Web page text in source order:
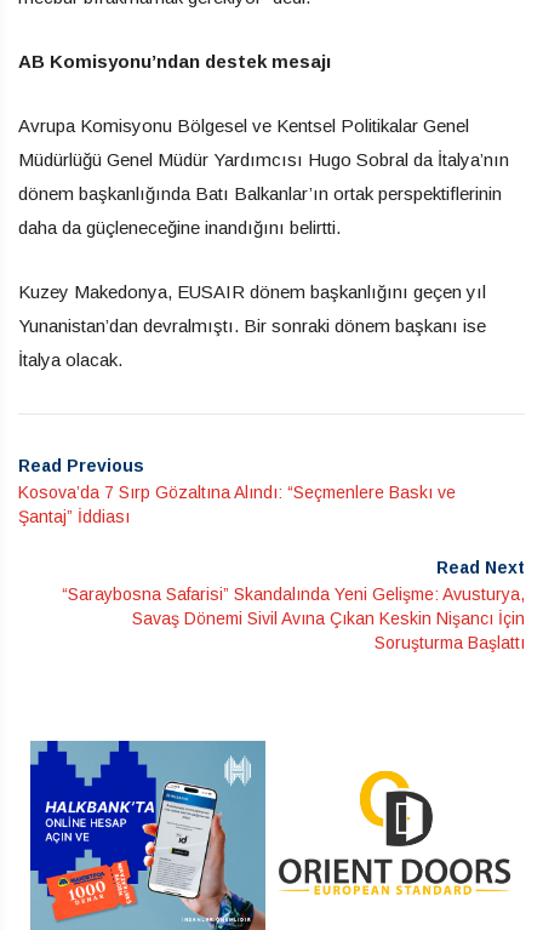
AB Komisyonu’ndan destek mesajı
Avrupa Komisyonu Bölgesel ve Kentsel Politikalar Genel
Müdürlüğü Genel Müdür Yardımcısı Hugo Sobral da İtalya’nın
dönem başkanlığında Batı Balkanlar’ın ortak perspektiflerinin
daha da güçleneceğine inandığını belirtti.
Kuzey Makedonya, EUSAIR dönem başkanlığını geçen yıl
Yunanistan’dan devralmıştı. Bir sonraki dönem başkanı ise
İtalya olacak.
Read Previous
Kosova’da 7 Sırp Gözaltına Alındı: “Seçmenlere Baskı ve
Şantaj” İddiası
Read Next
“Saraybosna Safarisi” Skandalında Yeni Gelişme: Avusturya,
Savaş Dönemi Sivil Avına Çıkan Keskin Nişancı İçin
Soruşturma Başlattı